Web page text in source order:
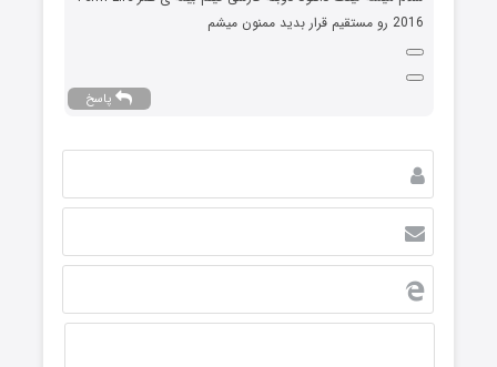
2016 رو مستقیم قرار بدید ممنون میشم
پاسخ